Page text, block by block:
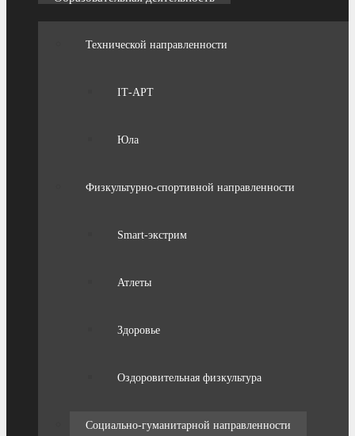
Технической направленности
IТ-АРТ
Юла
Физкультурно-спортивной направленности
Smart-экстрим
Атлеты
Здоровье
Оздоровительная физкультура
Социально-гуманитарной направленности